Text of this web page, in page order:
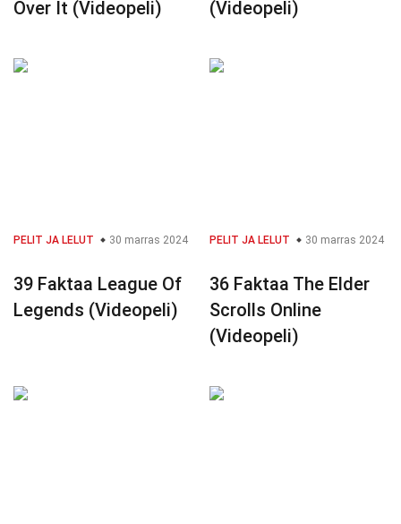
Over It (Videopeli)
(Videopeli)
PELIT JA LELUT 30 marras 2024
39 Faktaa League Of
Legends (Videopeli)
PELIT JA LELUT 30 marras 2024
36 Faktaa The Elder
Scrolls Online
(Videopeli)